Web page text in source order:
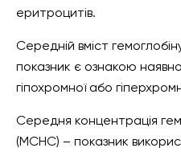
еритроцитів.
Середній вміст
показник є ознакою
гіпохромної або
Середня концентрація
(MCHC) – показник